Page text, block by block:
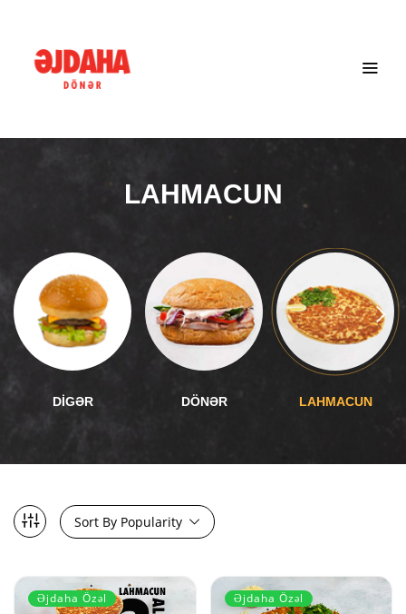
LAHMACUN
DİGƏR DÖNƏR LAHMACUN
Sort By Popularity
Əjdaha Özəl Əjdaha Özəl